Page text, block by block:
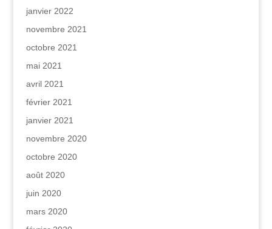
janvier 2022
novembre 2021
octobre 2021
mai 2021
avril 2021
février 2021
janvier 2021
novembre 2020
octobre 2020
août 2020
juin 2020
mars 2020